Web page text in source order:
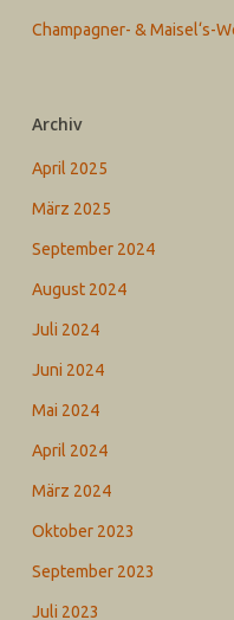
Champagner- & Maisel‘s-
Archiv
April 2025
März 2025
September 2024
August 2024
Juli 2024
Juni 2024
Mai 2024
April 2024
März 2024
Oktober 2023
September 2023
Juli 2023